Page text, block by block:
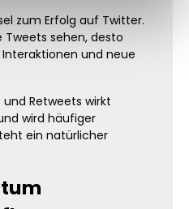
zum Erfolg auf Twitter.
sehen, desto
und neue
und Retweets wirkt
wird häufiger
ein natürlicher